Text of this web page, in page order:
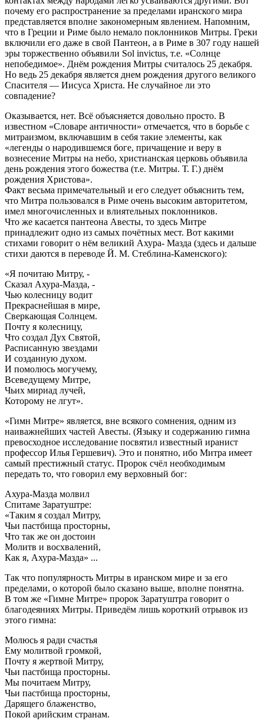
почему его распространение за пределами иранского мира
представляется вполне закономерным явлением. Напомним,
что в Греции и Риме было немало поклонников Митры. Греки
включили его даже в свой Пантеон, а в Риме в 307 году нашей
эры торжественно объявили Sol invictus, т.е. «Солнце
непобедимое». Днём рождения Митры считалось 25 декабря.
Но ведь 25 декабря является днем рождения другого великого
Спасителя — Иисуса Христа. Не случайное ли это
совпадение?
Оказывается, нет. Всё объясняется довольно просто. В
известном «Словаре античности» отмечается, что в борьбе с
митраизмом, включавшим в себя такие элементы, как
«легенды о народившемся боге, причащение и веру в
вознесение Митры на небо, христианская церковь объявила
день рождения этого божества (т.е. Митры. Т. Г.) днём
рождения Христова».
Факт весьма примечательный и его следует объяснить тем,
что Митра пользовался в Риме очень высоким авторитетом,
имел многочисленных и влиятельных поклонников.
Что же касается пантеона Авесты, то здесь Митре
принадлежит одно из самых почётных мест. Вот какими
стихами говорит о нём великий Ахура- Мазда (здесь и дальше
стихи даются в переводе Й. М. Стеблина-Каменского):
«Я почитаю Митру, -
Сказал Ахура-Мазда, -
Чью колесницу водит
Прекраснейшая в мире,
Сверкающая Солнцем.
Почту я колесницу,
Что создал Дух Святой,
Расписанную звездами
И созданную духом.
И помолюсь могучему,
Всеведущему Митре,
Чьих мириад лучей,
Которому не лгут».
«Гимн Митре» является, вне всякого сомнения, одним из
наиважнейших частей Авесты. (Языку и содержанию гимна
превосходное исследование посвятил известный иранист
профессор Илья Гершевич). Это и понятно, ибо Митра имеет
самый престижный статус. Пророк счёл необходимым
передать то, что говорил ему верховный бог:
Ахура-Мазда молвил
Спитаме Заратуштре:
«Таким я создал Митру,
Чьи пастбища просторны,
Что так же он достоин
Молитв и восхвалений,
Как я, Ахура-Мазда» ...
Так что популярность Митры в иранском мире и за его
пределами, о которой было сказано выше, вполне понятна.
В том же «Гимне Митре» пророк Заратуштра говорит о
благодеяниях Митры. Приведём лишь короткий отрывок из
этого гимна:
Молюсь я ради счастья
Ему молитвой громкой,
Почту я жертвой Митру,
Чьи пастбища просторны.
Мы почитаем Митру,
Чьи пастбища просторны,
Дарящего блаженство,
Покой арийским странам.